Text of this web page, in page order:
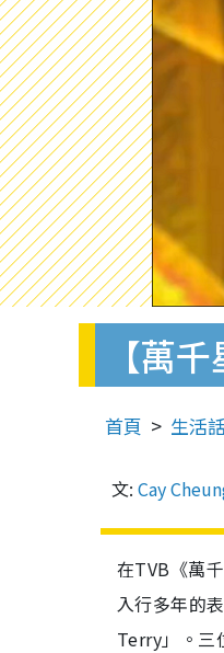
【萬
首頁 生活
文: Cay
在TVB《萬
入行多年的
Terry」。三